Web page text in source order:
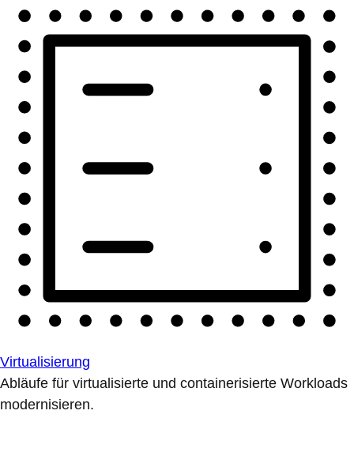
Virtualisierung
Abläufe für virtualisierte und containerisierte Workloads
modernisieren.